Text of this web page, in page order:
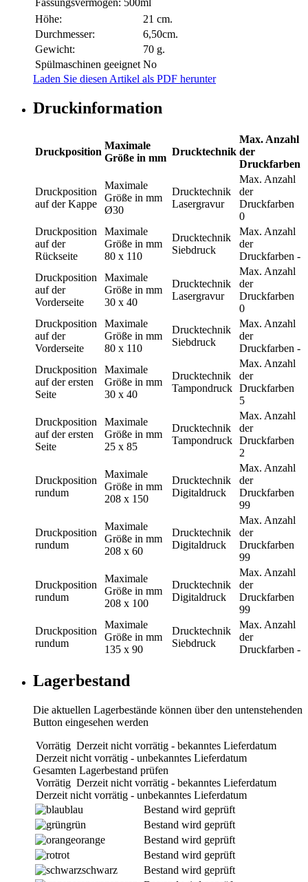
Fassungsvermögen: 500ml
Höhe:
21 cm.
Durchmesser:
6,50cm.
Gewicht:
70 g.
Spülmaschinen geeignet No
Laden Sie diesen Artikel als PDF herunter
Druckinformation
Druckposition
Maximale
Größe in mm
Drucktechnik
Max. Anzahl
der
Druckfarben
Druckposition
auf der Kappe
Maximale
Größe in mm
Ø30
Drucktechnik
Lasergravur
Max. Anzahl
der
Druckfarben
0
Druckposition
auf der
Rückseite
Maximale
Größe in mm
80 x 110
Drucktechnik
Siebdruck
Max. Anzahl
der
Druckfarben -
Druckposition
auf der
Vorderseite
Maximale
Größe in mm
30 x 40
Drucktechnik
Lasergravur
Max. Anzahl
der
Druckfarben
0
Druckposition
auf der
Vorderseite
Maximale
Größe in mm
80 x 110
Drucktechnik
Siebdruck
Max. Anzahl
der
Druckfarben -
Druckposition
auf der ersten
Seite
Maximale
Größe in mm
30 x 40
Drucktechnik
Tampondruck
Max. Anzahl
der
Druckfarben
5
Druckposition
auf der ersten
Seite
Maximale
Größe in mm
25 x 85
Drucktechnik
Tampondruck
Max. Anzahl
der
Druckfarben
2
Druckposition
rundum
Maximale
Größe in mm
208 x 150
Drucktechnik
Digitaldruck
Max. Anzahl
der
Druckfarben
99
Druckposition
rundum
Maximale
Größe in mm
208 x 60
Drucktechnik
Digitaldruck
Max. Anzahl
der
Druckfarben
99
Druckposition
rundum
Maximale
Größe in mm
208 x 100
Drucktechnik
Digitaldruck
Max. Anzahl
der
Druckfarben
99
Druckposition
rundum
Maximale
Größe in mm
135 x 90
Drucktechnik
Siebdruck
Max. Anzahl
der
Druckfarben -
Lagerbestand
Die aktuellen Lagerbestände können über den untenstehenden
Button eingesehen werden
Vorrätig Derzeit nicht vorrätig - bekanntes Lieferdatum
Derzeit nicht vorrätig - unbekanntes Lieferdatum
Gesamten Lagerbestand prüfen
Vorrätig Derzeit nicht vorrätig - bekanntes Lieferdatum
Derzeit nicht vorrätig - unbekanntes Lieferdatum
blau
Bestand wird geprüft
grün
Bestand wird geprüft
orange
Bestand wird geprüft
rot
Bestand wird geprüft
schwarz
Bestand wird geprüft